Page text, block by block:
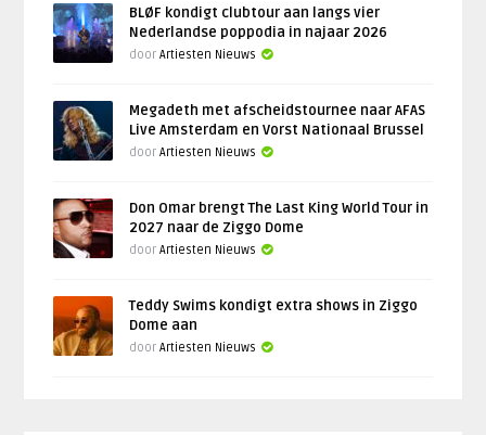
BLØF kondigt clubtour aan langs vier
Nederlandse poppodia in najaar 2026
doorArtiesten Nieuws
Megadeth met afscheidstournee naar AFAS
Live Amsterdam en Vorst Nationaal Brussel
doorArtiesten Nieuws
Don Omar brengt The Last King World Tour in
2027 naar de Ziggo Dome
doorArtiesten Nieuws
Teddy Swims kondigt extra shows in Ziggo
Dome aan
doorArtiesten Nieuws